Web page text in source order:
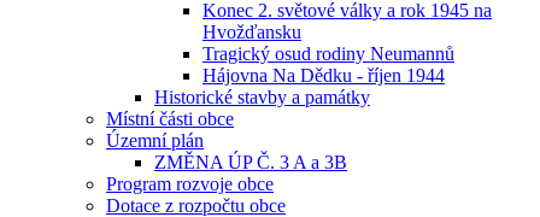
Konec 2. světové války a rok 1945 na
Hvožďansku
Tragický osud rodiny Neumannů
Hájovna Na Dědku - říjen 1944
Historické stavby a památky
Místní části obce
Územní plán
ZMĚNA ÚP Č. 3 A a 3B
Program rozvoje obce
Dotace z rozpočtu obce